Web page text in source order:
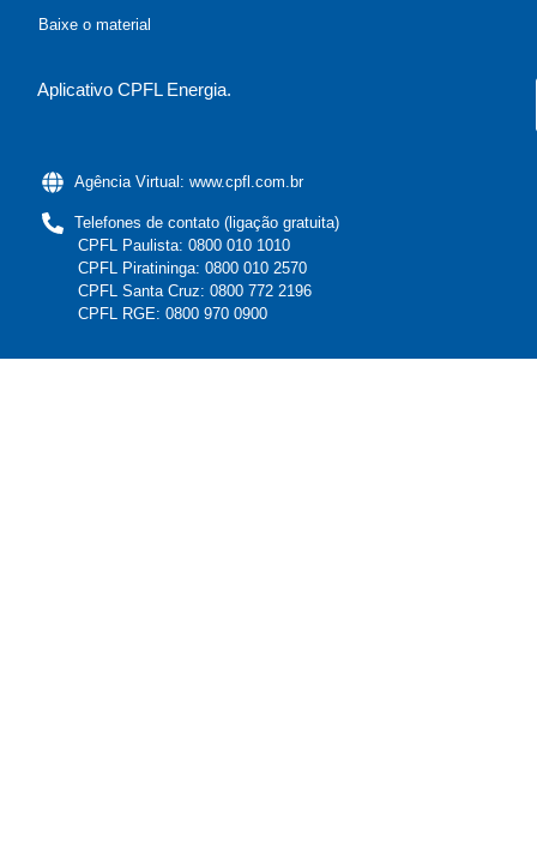
Baixe o material
Aplicativo CPFL Energia.
Agência Virtual: www.cpfl.com.br
Telefones de contato (ligação gratuita)
CPFL Paulista: 0800 010 1010
CPFL Piratininga: 0800 010 2570
CPFL Santa Cruz: 0800 772 2196
CPFL RGE: 0800 970 0900